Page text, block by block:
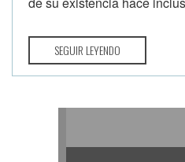
SEGUIR LEYENDO